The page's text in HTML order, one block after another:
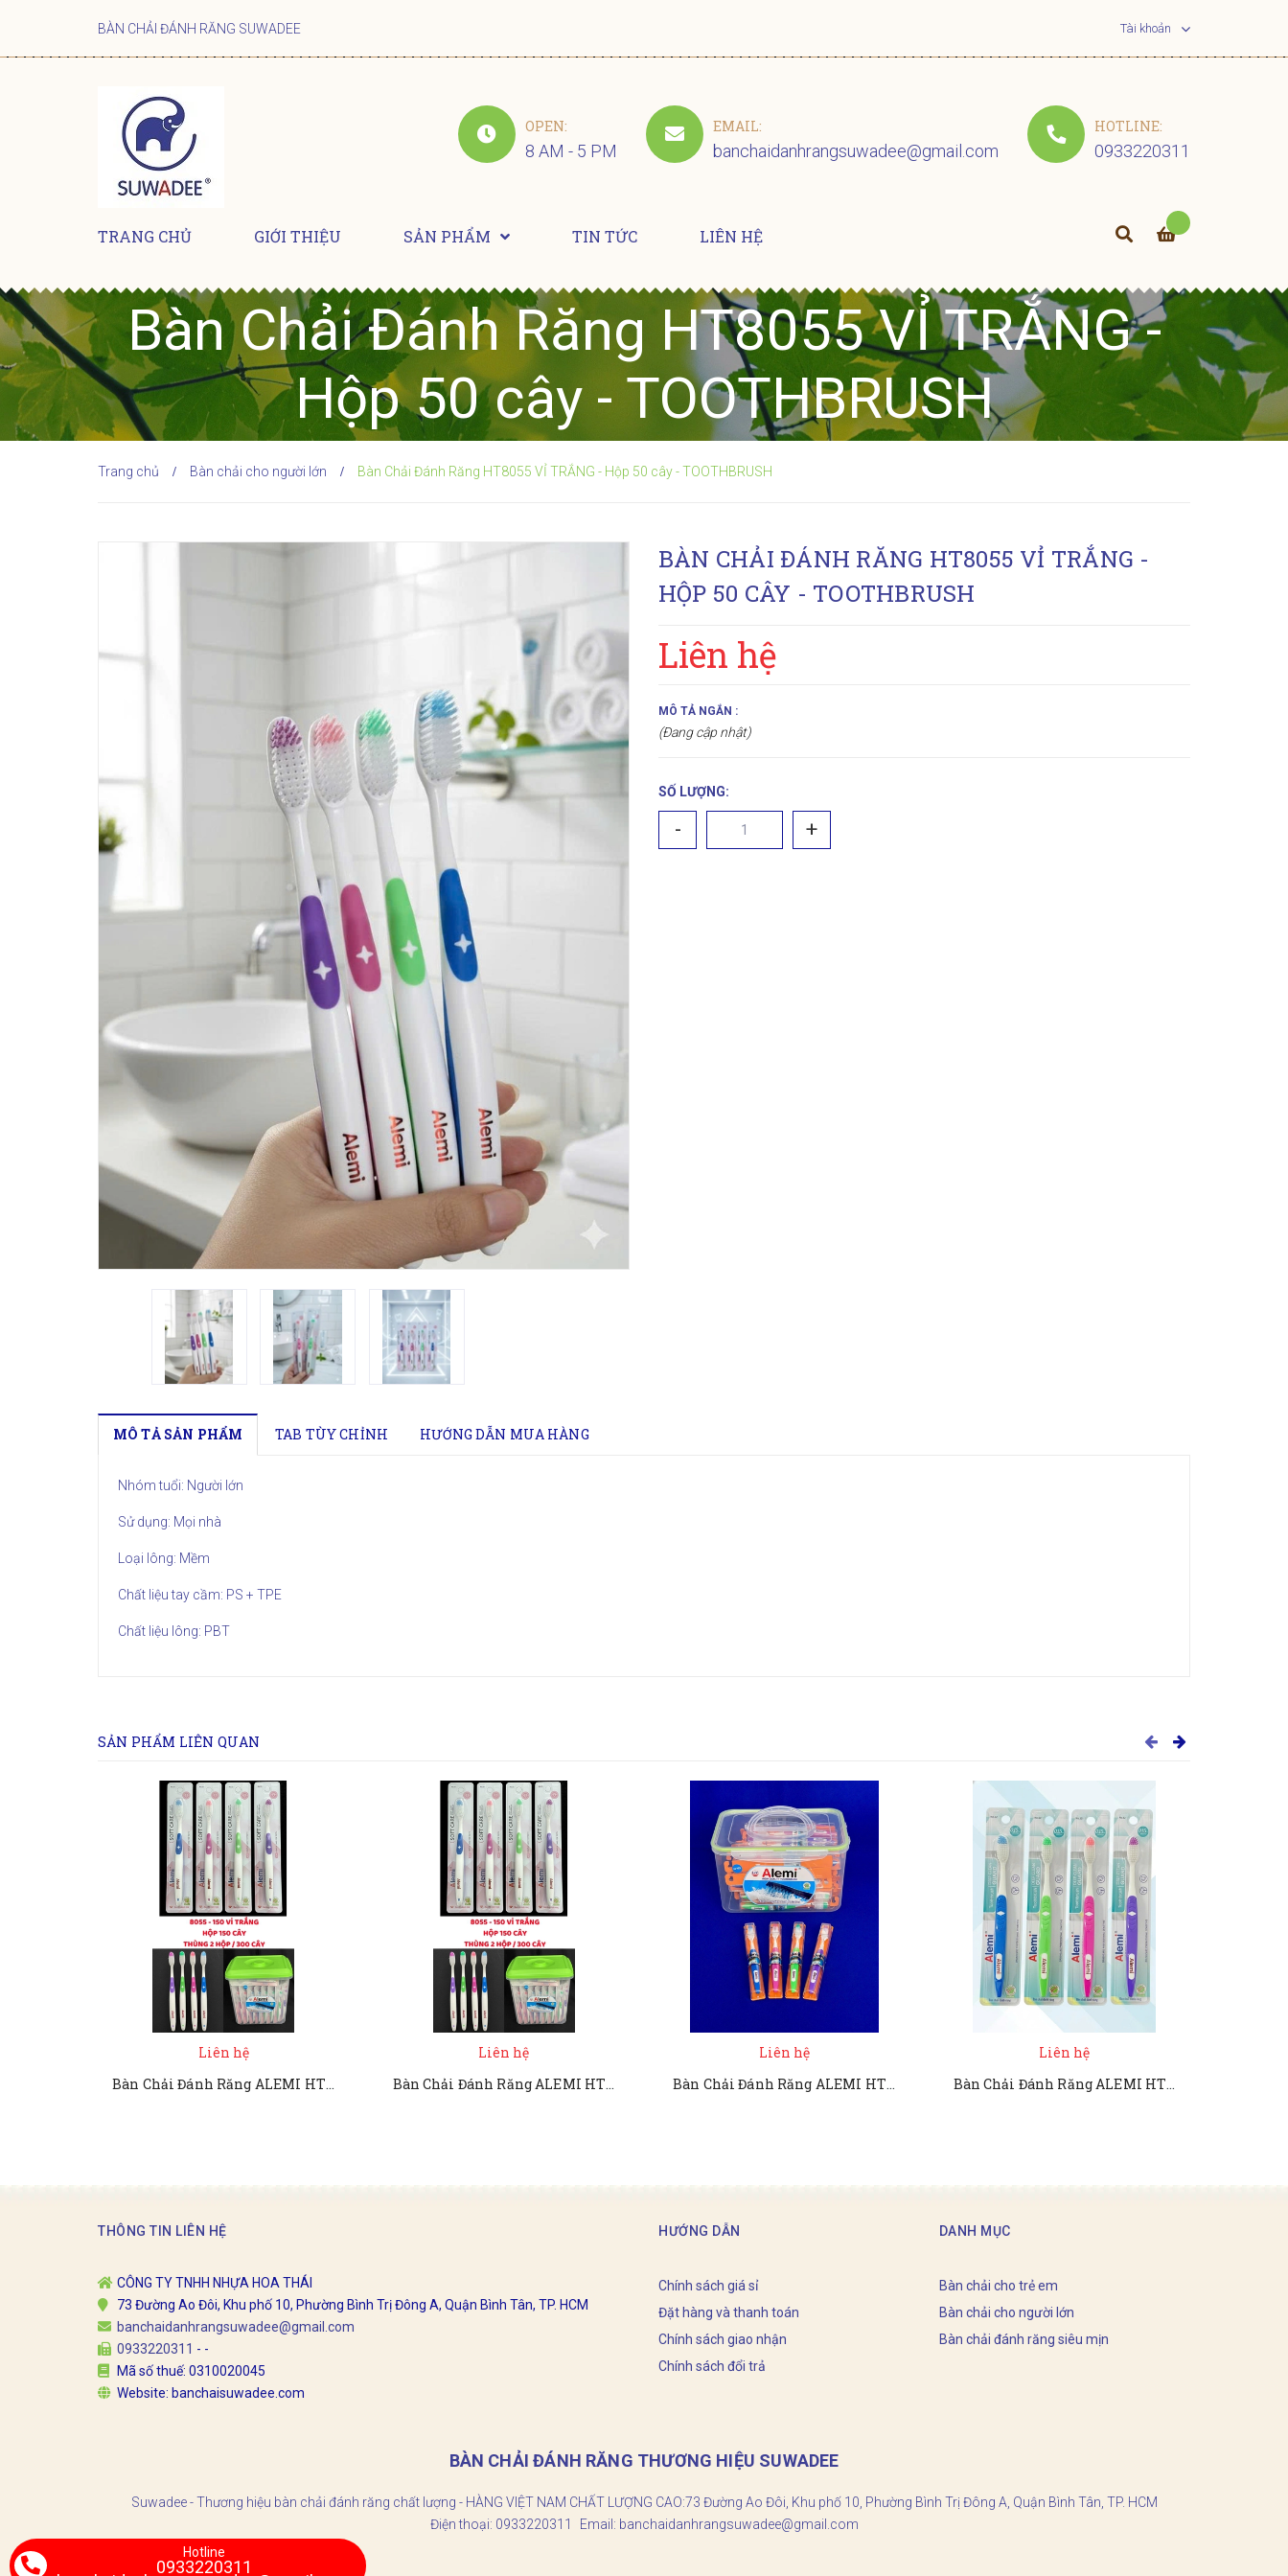
BÀN CHẢI ĐÁNH RĂNG SUWADEE Tài khoản
HOTLINE:
0933220311
EMAIL:
banchaidanhrangsuwadee@gmail.com
OPEN:
8 AM - 5 PM
TRANG CHỦ GIỚI THIỆU SẢN PHẨM TIN TỨC LIÊN HỆ
Bàn Chải Đánh Răng HT8055 VỈ TRẮNG -
Hộp 50 cây - TOOTHBRUSH
Trang chủ / Bàn chải cho người lớn / Bàn Chải Đánh Răng HT8055 VỈ TRẮNG - Hộp 50 cây - TOOTHBRUSH
BÀN CHẢI ĐÁNH RĂNG HT8055 VỈ TRẮNG -
HỘP 50 CÂY - TOOTHBRUSH
Liên hệ
MÔ TẢ NGẮN :
(Đang cập nhật)
SỐ LƯỢNG:
- +
MÔ TẢ SẢN PHẨM TAB TÙY CHỈNH HƯỚNG DẪN MUA HÀNG
Nhóm tuổi: Người lớn
Sử dụng: Mọi nhà
Loại lông: Mềm
Chất liệu tay cầm: PS + TPE
Chất liệu lông: PBT
SẢN PHẨM LIÊN QUAN
Liên hệ
Bàn Chải Đánh Răng ALEMI HT 8055 - 150 VỈ TRẮNG
Liên hệ
Bàn Chải Đánh Răng ALEMI HT 8055 - 150 VỈ TRẮNG
Liên hệ
Bàn Chải Đánh Răng ALEMI HT8052 - 45 MÓC PS
Liên hệ
Bàn Chải Đánh Răng ALEMI HT8052 VỈ TRẮNG - Hộp 50 cây - TOOTHBRUSH
THÔNG TIN LIÊN HỆ
CÔNG TY TNHH NHỰA HOA THÁI
73 Đường Ao Đôi, Khu phố 10, Phường Bình Trị Đông A, Quận Bình Tân, TP. HCM
banchaidanhrangsuwadee@gmail.com
0933220311 - -
Mã số thuế: 0310020045
Website: banchaisuwadee.com
HƯỚNG DẪN
Chính sách giá sỉ
Đặt hàng và thanh toán
Chính sách giao nhận
Chính sách đổi trả
DANH MỤC
Bàn chải cho trẻ em
Bàn chải cho người lớn
Bàn chải đánh răng siêu mịn
BÀN CHẢI ĐÁNH RĂNG THƯƠNG HIỆU SUWADEE
Suwadee - Thương hiệu bàn chải đánh răng chất lượng - HÀNG VIỆT NAM CHẤT LƯỢNG CAO:73 Đường Ao Đôi, Khu phố 10, Phường Bình Trị Đông A, Quận Bình Tân, TP. HCM
Điện thoại: 0933220311 Email: banchaidanhrangsuwadee@gmail.com
Hotline
0933220311